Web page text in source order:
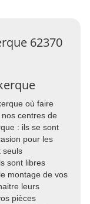
62370
où faire
centres de
: ils se sont
pour les
seuls
sont libres
montage de vos
leurs
pièces